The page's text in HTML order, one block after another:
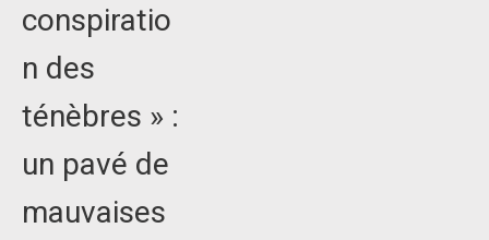
conspiratio
n des
ténèbres » :
un pavé de
mauvaises